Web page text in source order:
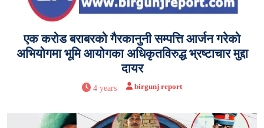
एक करोड बराबरको गैरकानुनी सम्पत्ति आर्जन गरेको
अभियोगमा भूमि आयोगका अधिकृतविरुद्ध भ्रष्टाचार मुद्दा
दायर
4 years birgunj report